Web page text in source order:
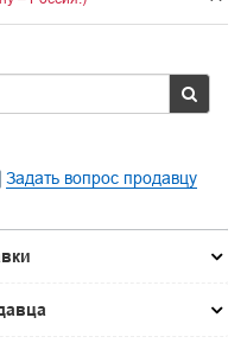
Задать вопрос продавцу